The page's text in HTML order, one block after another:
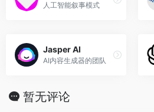
人工智能叙事模式
Jasper AI
AI内容生成器的团队
暂无评论